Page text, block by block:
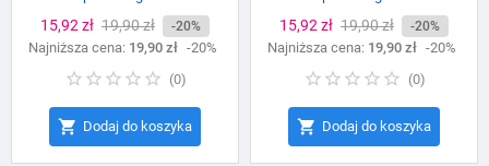
Cena
15,92 zł Cena
podstawowa
19,90 zł -20%
Najniższa cena: 19,90 zł -20%
(0)
 Dodaj do koszyka
Cena
15,92 zł Cena
podstawowa
19,90 zł -20%
Najniższa cena: 19,90 zł -20%
(0)
 Dodaj do koszyka